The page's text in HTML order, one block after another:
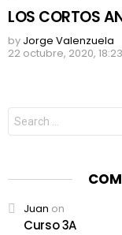
LOS CORTOS
by Jorge Valenzuela
22 octubre, 2020, 18:23
Search
for:
Juan on
Curso 3A